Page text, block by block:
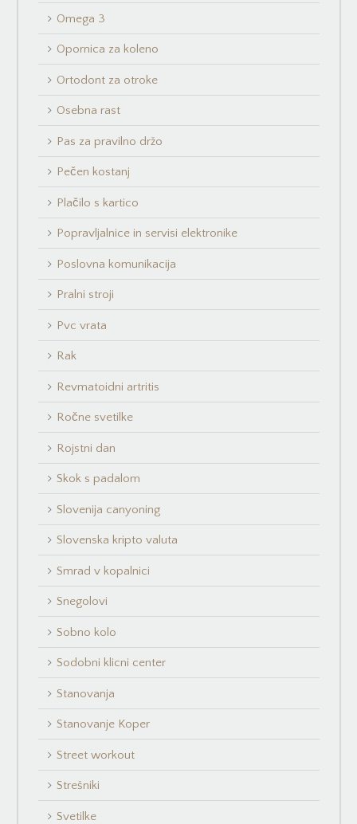
Omega 3
Opornica za koleno
Ortodont za otroke
Osebna rast
Pas za pravilno držo
Pečen kostanj
Plačilo s kartico
Popravljalnice in servisi elektronike
Poslovna komunikacija
Pralni stroji
Pvc vrata
Rak
Revmatoidni artritis
Ročne svetilke
Rojstni dan
Skok s padalom
Slovenija canyoning
Slovenska kripto valuta
Smrad v kopalnici
Snegolovi
Sobno kolo
Sodobni klicni center
Stanovanja
Stanovanje Koper
Street workout
Strešniki
Svetilke